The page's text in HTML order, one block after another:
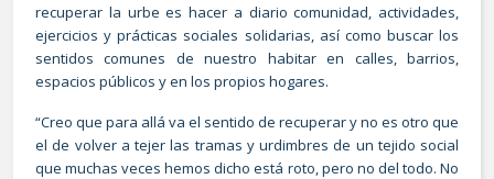
recuperar la urbe es hacer a diario comunidad, actividades,
ejercicios y prácticas sociales solidarias, así como buscar los
sentidos comunes de nuestro habitar en calles, barrios,
espacios públicos y en los propios hogares.
“Creo que para allá va el sentido de recuperar y no es otro que
el de volver a tejer las tramas y urdimbres de un tejido social
que muchas veces hemos dicho está roto, pero no del todo. No